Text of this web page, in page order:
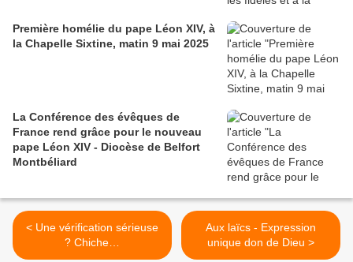
Première homélie du pape Léon XIV, à
la Chapelle Sixtine, matin 9 mai 2025
La Conférence des évêques de
France rend grâce pour le nouveau
pape Léon XIV - Diocèse de Belfort
Montbéliard
< Une vérification sérieuse
? Chiche…
Aux laïcs - Expression
unique don de Dieu >